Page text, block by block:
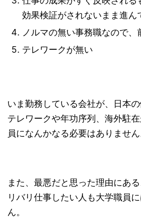
効果検証がされないまま進ん
ノルマの無い事務職なので、
テレワークが無い
いま勤務している会社が、日本
テレワークや年功序列、海外駐
員になんかなる必要はありません
また、最悪だと思った理由にあ
リバリ仕事したい人も大学職員
ん。